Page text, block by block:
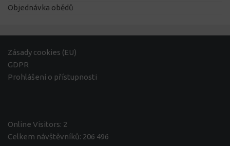
Objednávka obědů
Zásady cookies (EU)
GDPR
Prohlášení o přístupnosti
Online Visitors: 2
Celkem návštěvníků: 206 496